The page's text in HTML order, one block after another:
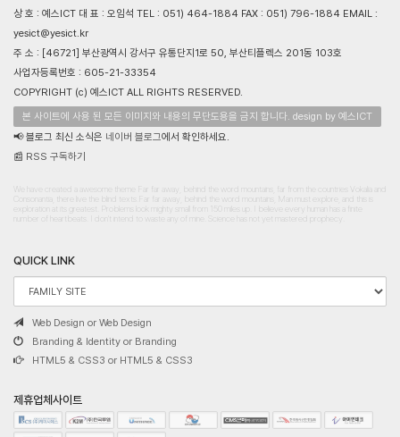
상 호 : 예스ICT 대 표 : 오임석 TEL : 051) 464-1884 FAX : 051) 796-1884 EMAIL :
yesict@yesict.kr
주 소 : [46721] 부산광역시 강서구 유통단지1로 50, 부산티플렉스 201동 103호
사업자등록번호 : 605-21-33354
COPYRIGHT (c) 예스ICT ALL RIGHTS RESERVED.
본 사이트에 사용 된 모든 이미지와 내용의 무단도용을 금지 합니다. design by 예스ICT
📢 블로그 최신 소식은 네이버 블로그에서 확인하세요.
📰 RSS 구독하기
We have created a awesome theme Far far away, behind the word mountains, far from the countries Vokalia and
Consonantia, there live the blind texts.Far far away, behind the word mountains, Man must explore, and this is
exploration at its greatest. Problems look mighty small from 150 miles up. I believe every human has a finite
number of heartbeats. I don't intend to waste any of mine. Science has not yet mastered prophecy.
QUICK LINK
Web Design or Web Design
Branding & Identity or Branding
HTML5 & CSS3 or HTML5 & CSS3
제휴업체사이트